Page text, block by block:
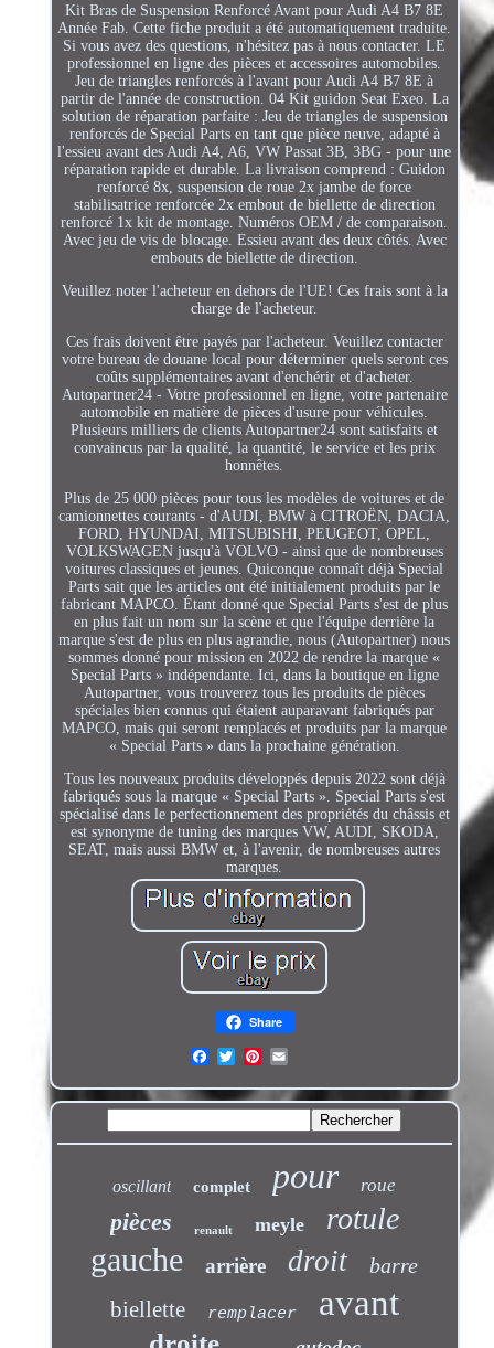
Kit Bras de Suspension Renforcé Avant pour Audi A4 B7 8E
Année Fab. Cette fiche produit a été automatiquement traduite.
Si vous avez des questions, n'hésitez pas à nous contacter. LE
professionnel en ligne des pièces et accessoires automobiles.
Jeu de triangles renforcés à l'avant pour Audi A4 B7 8E à
partir de l'année de construction. 04 Kit guidon Seat Exeo. La
solution de réparation parfaite : Jeu de triangles de suspension
renforcés de Special Parts en tant que pièce neuve, adapté à
l'essieu avant des Audi A4, A6, VW Passat 3B, 3BG - pour une
réparation rapide et durable. La livraison comprend : Guidon
renforcé 8x, suspension de roue 2x jambe de force
stabilisatrice renforcée 2x embout de biellette de direction
renforcé 1x kit de montage. Numéros OEM / de comparaison.
Avec jeu de vis de blocage. Essieu avant des deux côtés. Avec
embouts de biellette de direction.
Veuillez noter l'acheteur en dehors de l'UE! Ces frais sont à la
charge de l'acheteur.
Ces frais doivent être payés par l'acheteur. Veuillez contacter
votre bureau de douane local pour déterminer quels seront ces
coûts supplémentaires avant d'enchérir et d'acheter.
Autopartner24 - Votre professionnel en ligne, votre partenaire
automobile en matière de pièces d'usure pour véhicules.
Plusieurs milliers de clients Autopartner24 sont satisfaits et
convaincus par la qualité, la quantité, le service et les prix
honnêtes.
Plus de 25 000 pièces pour tous les modèles de voitures et de
camionnettes courants - d'AUDI, BMW à CITROËN, DACIA,
FORD, HYUNDAI, MITSUBISHI, PEUGEOT, OPEL,
VOLKSWAGEN jusqu'à VOLVO - ainsi que de nombreuses
voitures classiques et jeunes. Quiconque connaît déjà Special
Parts sait que les articles ont été initialement produits par le
fabricant MAPCO. Étant donné que Special Parts s'est de plus
en plus fait un nom sur la scène et que l'équipe derrière la
marque s'est de plus en plus agrandie, nous (Autopartner) nous
sommes donné pour mission en 2022 de rendre la marque «
Special Parts » indépendante. Ici, dans la boutique en ligne
Autopartner, vous trouverez tous les produits de pièces
spéciales bien connus qui étaient auparavant fabriqués par
MAPCO, mais qui seront remplacés et produits par la marque
« Special Parts » dans la prochaine génération.
Tous les nouveaux produits développés depuis 2022 sont déjà
fabriqués sous la marque « Special Parts ». Special Parts s'est
spécialisé dans le perfectionnement des propriétés du châssis et
est synonyme de tuning des marques VW, AUDI, SKODA,
SEAT, mais aussi BMW et, à l'avenir, de nombreuses autres
marques.
Share
oscillant complet pour roue
pièces renault meyle rotule
gauche arrière droit barre
biellette remplacer avant